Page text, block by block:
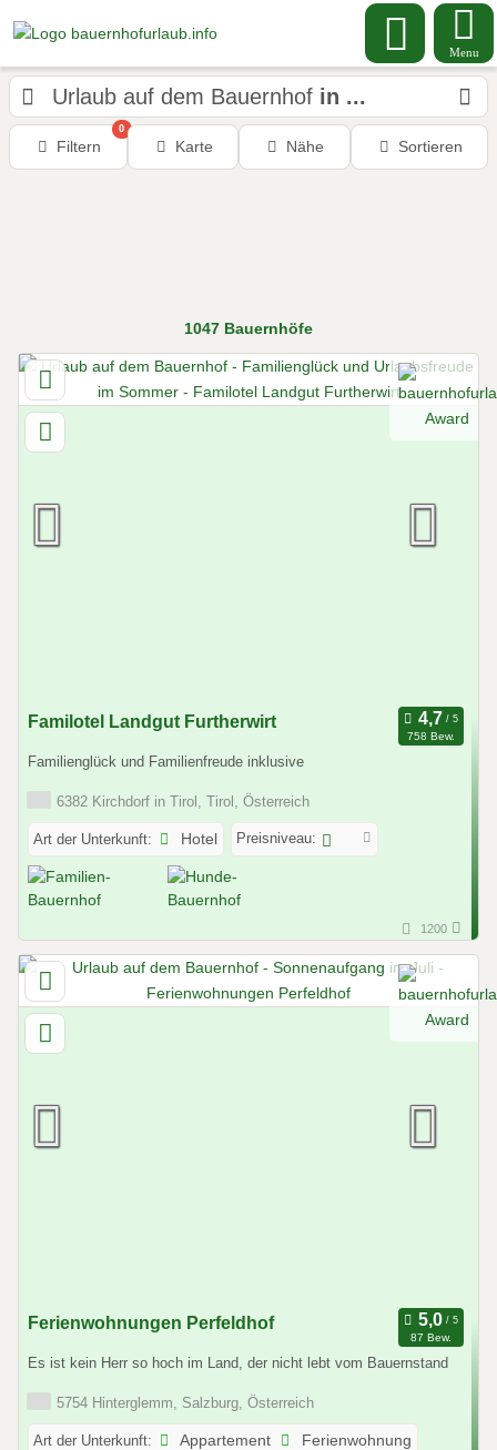
Menu
Urlaub auf dem Bauernhof in ...
Filtern
0
Karte Nähe Sortieren
1047 Bauernhöfe
Familotel Landgut Furtherwirt
758 Bew.
Familienglück und Familienfreude inklusive
6382 Kirchdorf in Tirol, Tirol, Österreich
Art der Unterkunft: Hotel Preisniveau:
1200
Ferienwohnungen Perfeldhof
87 Bew.
Es ist kein Herr so hoch im Land, der nicht lebt vom Bauernstand
5754 Hinterglemm, Salzburg, Österreich
Art der Unterkunft: Appartement Ferienwohnung